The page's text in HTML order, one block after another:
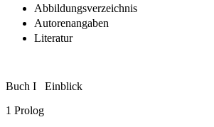
Abbildungsverzeichnis
Autorenangaben
Literatur
Buch I Einblick
1 Prolog